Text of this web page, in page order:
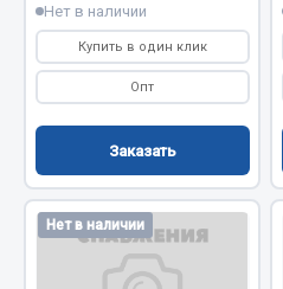
Коробка передач ZF
Показать
Запчасти МАЗ
Система питания
Нет в наличии
Купить в один клик
Опт
Заказать
Нет в наличии